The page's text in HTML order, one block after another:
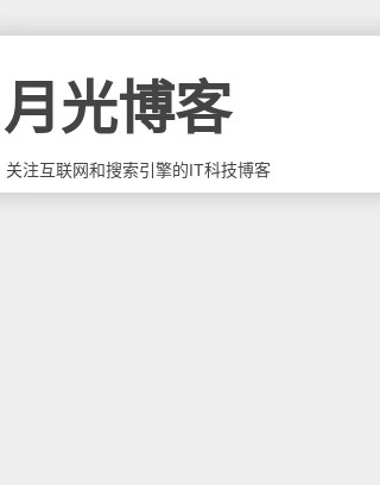
月光博客
关注互联网和搜索引擎的IT科技博客